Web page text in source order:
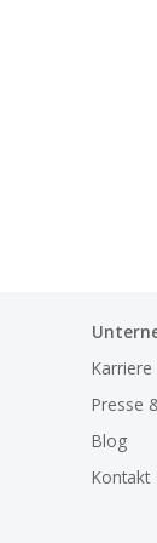
Karriere
Presse
Blog
Kontakt